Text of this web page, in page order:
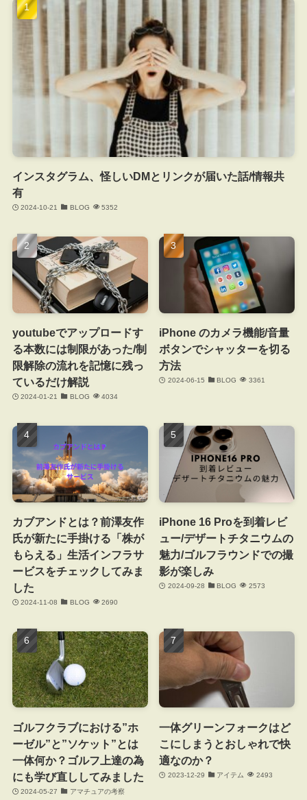
インスタグラム、怪しいDMとリンクが届いた話/情報共
有
2024-10-21 BLOG 5352
youtubeでアップロードす
る本数には制限があった/制
限解除の流れを記憶に残っ
ているだけ解説
2024-01-21 BLOG 4034
iPhone のカメラ機能/音量
ボタンでシャッターを切る
方法
2024-06-15 BLOG 3361
カブアンドとは？前澤友作
氏が新たに手掛ける「株が
もらえる」生活インフラサ
ービスをチェックしてみま
した
2024-11-08 BLOG 2690
iPhone 16 Proを到着レビ
ュー/デザートチタニウムの
魅力/ゴルフラウンドでの撮
影が楽しみ
2024-09-28 BLOG 2573
ゴルフクラブにおける”ホ
ーゼル”と”ソケット”とは
一体何か？ゴルフ上達の為
にも学び直ししてみました
2024-05-27
アマチュアの考察
一体グリーンフォークはど
こにしまうとおしゃれで快
適なのか？
2023-12-29 アイテム 2493